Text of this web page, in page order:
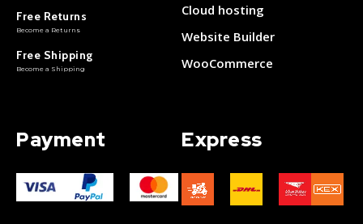
Free Returns
Become a Returns
Free Shipping
Become a Shipping
Cloud hosting
Website Builder
WooCommerce
Payment Express